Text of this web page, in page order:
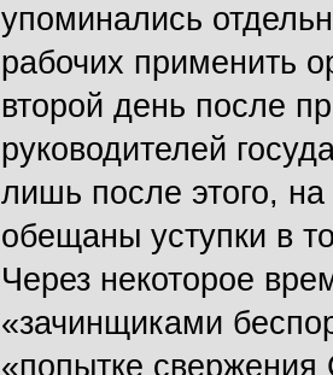
упоминались
рабочих применить
второй день после
руководителей
лишь после этого,
обещаны уступки в
Через некоторое
«зачинщиками
«попытке свержения